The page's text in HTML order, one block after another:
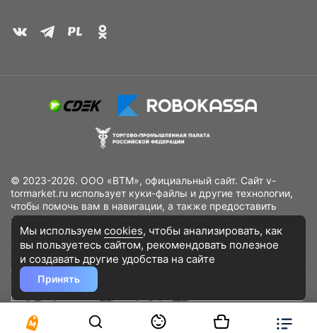
© 2023-2026. ООО «ВТМ», официальный сайт. Сайт v-
tormarket.ru использует куки-файлы и другие технологии,
чтобы помочь вам в навигации, а также предоставить
лучший пользовательский опыт, анализировать
использование наших продуктов и услуг, повысить
качество рекламных и маркетинговых активностей. Если
Вы не хотите, чтобы Ваши пользовательские данные
обрабатывались, пожалуйста, ограничьте их использование
в своём браузере.
конфиденциальности
Разработано DST Global
Мы используем cookies, чтобы анализировать, как
вы пользуетесь сайтом, рекомендовать полезное
и создавать другие удобства на сайте
Принять